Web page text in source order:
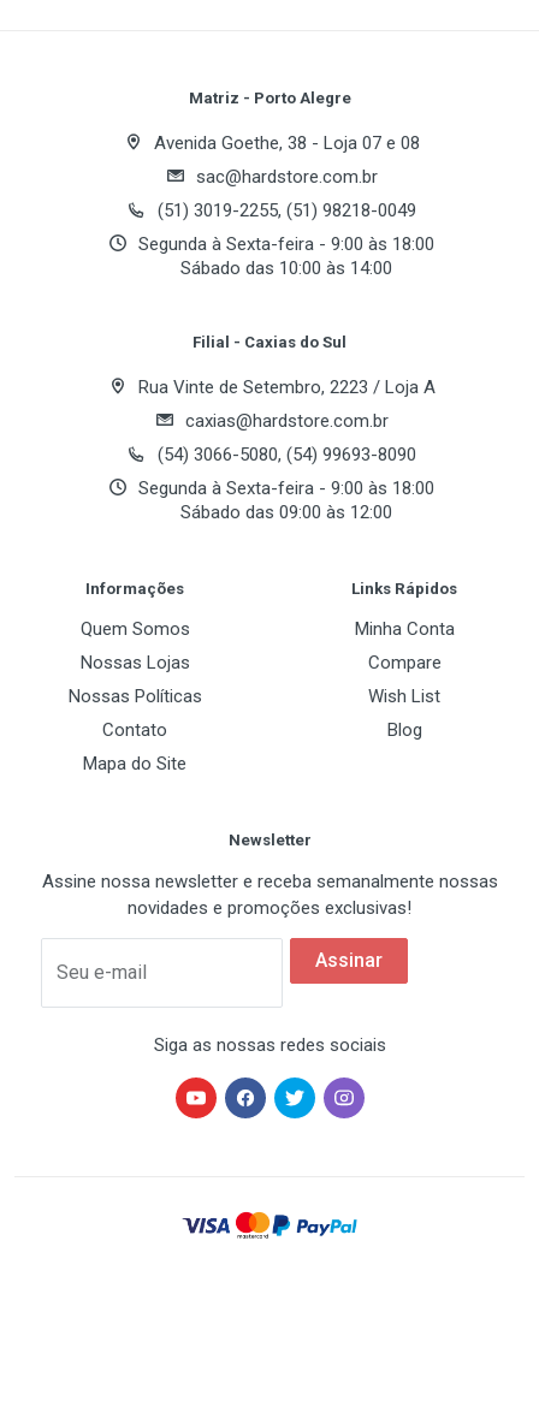
Your Name
Email Address
Matriz - Porto Alegre
Avenida Goethe, 38 - Loja 07 e 08
sac@hardstore.com.br
(51) 3019-2255, (51) 98218-0049
Segunda à Sexta-feira - 9:00 às 18:00
Sábado das 10:00 às 14:00
Filial - Caxias do Sul
Rua Vinte de Setembro, 2223 / Loja A
caxias@hardstore.com.br
(54) 3066-5080, (54) 99693-8090
Segunda à Sexta-feira - 9:00 às 18:00
Sábado das 09:00 às 12:00
Informações
Quem Somos
Nossas Lojas
Nossas Políticas
Contato
Mapa do Site
Links Rápidos
Minha Conta
Compare
Wish List
Blog
Newsletter
Assine nossa newsletter e receba semanalmente nossas
novidades e promoções exclusivas!
Seu e-mail
Assinar
Siga as nossas redes sociais